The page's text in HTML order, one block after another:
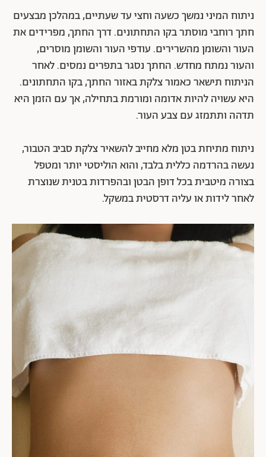
ניתוח המיני נמשך כשעה וחצי עד שעתיים, במהלכן מבצעים
חתך רוחבי מוסתר בקו התחתונים. דרך החתך, מפרידים את
העור והשומן מהשרירים. עודפי העור והשומן מוסרים,
והעור נמתח מחדש. החתך נסגר בתפרים נמסים. לאחר
הניתוח תישאר כאמור צלקת באזור החתך, בקו התחתונים.
היא עשויה להיות אדומה ומורמת בתחילה, אך עם הזמן היא
תדהה ותתמזג עם צבע העור.
ניתוח מתיחת בטן מלא מחייב להשאיר צלקת סביב הטבור,
נעשה בהרדמה כללית בלבד, והוא הוליסטי יותר ומטפל
בצורה מיטבית בכל דופן הבטן ובהפרדות בטנית שנוצרת
לאחר לידות או עליה דרסטית במשקל.